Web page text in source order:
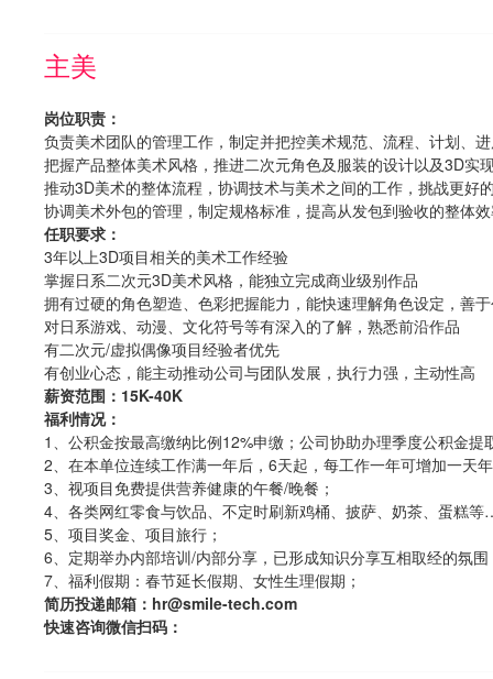
主美
岗位职责：
负责美术团队的管理工作，制定并把控美术规范、流程、计划、
把握产品整体美术风格，推进二次元角色及服装的设计以及3D实
推动3D美术的整体流程，协调技术与美术之间的工作，挑战更好
协调美术外包的管理，制定规格标准，提高从发包到验收的整体
任职要求：
3年以上3D项目相关的美术工作经验
掌握日系二次元3D美术风格，能独立完成商业级别作品
拥有过硬的角色塑造、色彩把握能力，能快速理解角色设定，善
对日系游戏、动漫、文化符号等有深入的了解，熟悉前沿作品
有二次元/虚拟偶像项目经验者优先
有创业心态，能主动推动公司与团队发展，执行力强，主动性高
薪资范围：15K-40K
福利情况：
1、公积金按最高缴纳比例12%申缴；公司协助办理季度公积金提
2、在本单位连续工作满一年后，6天起，每工作一年可增加一天
3、视项目免费提供营养健康的午餐/晚餐；
4、各类网红零食与饮品、不定时刷新鸡桶、披萨、奶茶、蛋糕
5、项目奖金、项目旅行；
6、定期举办内部培训/内部分享，已形成知识分享互相取经的氛围
7、福利假期：春节延长假期、女性生理假期；
简历投递邮箱：hr@smile-tech.com
快速咨询微信扫码：